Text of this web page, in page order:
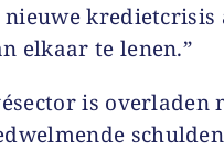
kredietcrisis
elkaar te lenen.”
is overladen